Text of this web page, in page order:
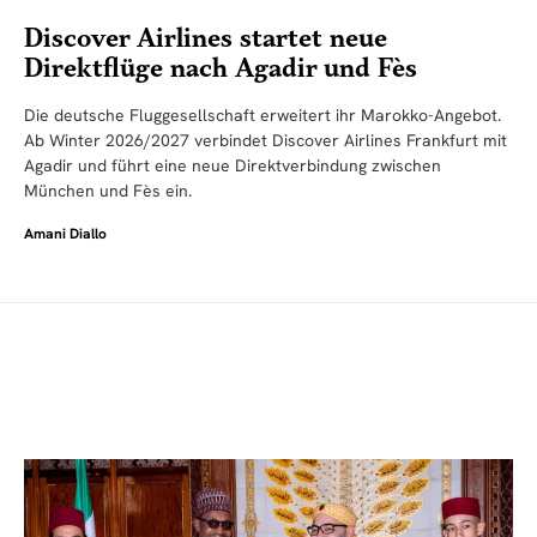
Discover Airlines startet neue
Direktflüge nach Agadir und Fès
Die deutsche Fluggesellschaft erweitert ihr Marokko-Angebot.
Ab Winter 2026/2027 verbindet Discover Airlines Frankfurt mit
Agadir und führt eine neue Direktverbindung zwischen
München und Fès ein.
Amani Diallo